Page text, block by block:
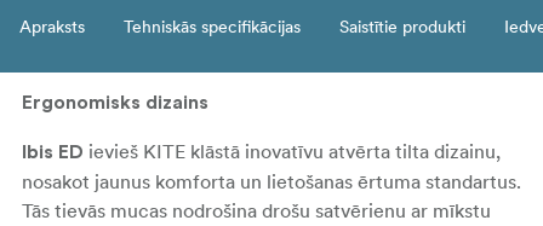
Apraksts Tehniskās specifikācijas Saistītie produkti
Ergonomisks dizains
Ibis ED ievieš KITE klāstā inovatīvu atvērta tilta dizainu,
nosakot jaunus komforta un lietošanas ērtuma standartus.
Tās tievās mucas nodrošina drošu satvērienu ar mīkstu